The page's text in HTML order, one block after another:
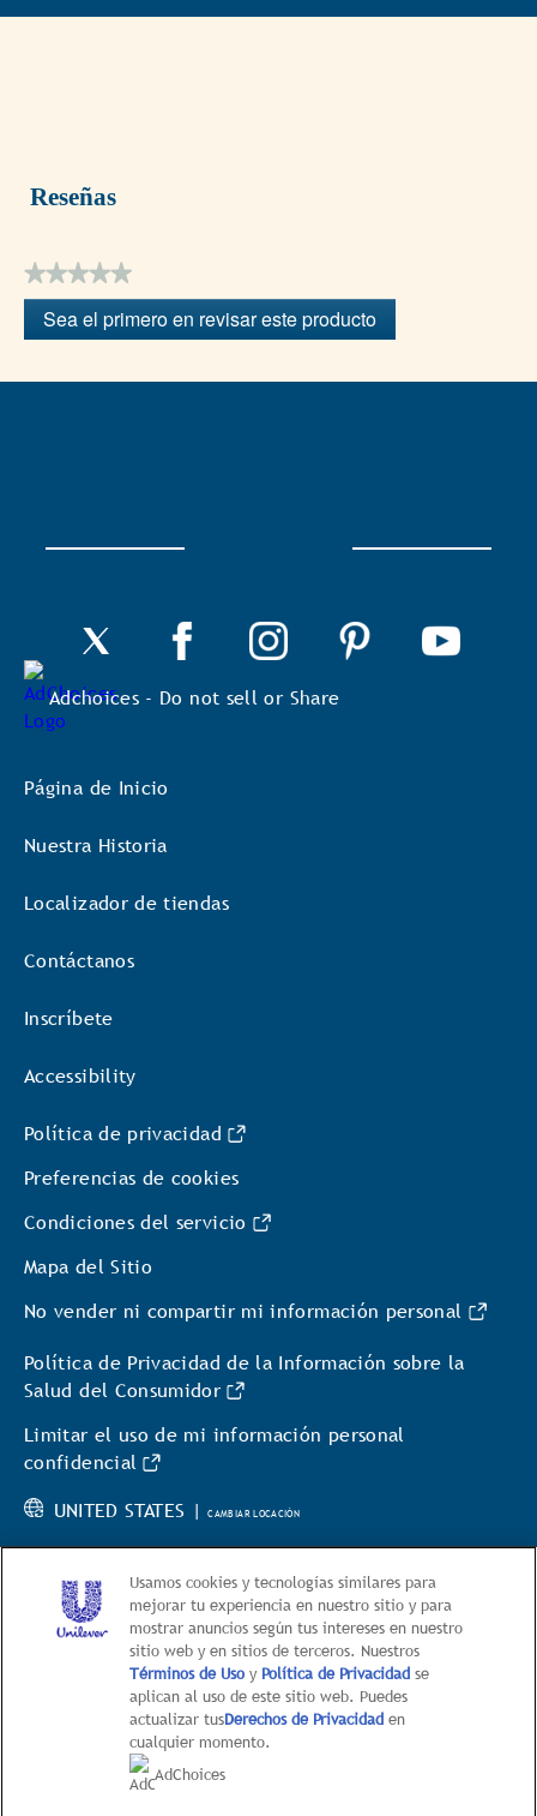
Reseñas
★★★★★
Sin
puntuación
Sea el primero en revisar este producto
.
esta
Adchoices - Do not sell or Share
Página de Inicio
Nuestra Historia
Localizador de tiendas
Contáctanos
Inscríbete
Accessibility
Política de privacidad
Preferencias de cookies
Condiciones del servicio
Mapa del Sitio
No vender ni compartir mi información personal
Política de Privacidad de la Información sobre la
Salud del Consumidor
Limitar el uso de mi información personal
confidencial
UNITED STATES |CAMBIAR LOCACIÓN
© 2026 Hellmann’s
This web site is directed only to U.S. consumers for
products and services of Unilever United States.
This web site is not directed to consumers outside of
Usamos cookies y tecnologías similares para
mejorar tu experiencia en nuestro sitio y para
mostrar anuncios según tus intereses en nuestro
sitio web y en sitios de terceros. Nuestros
Términos de Uso y Política de Privacidadse
aplican al uso de este sitio web. Puedes
actualizar tusDerechos de Privacidad en
cualquier momento.
AdChoices